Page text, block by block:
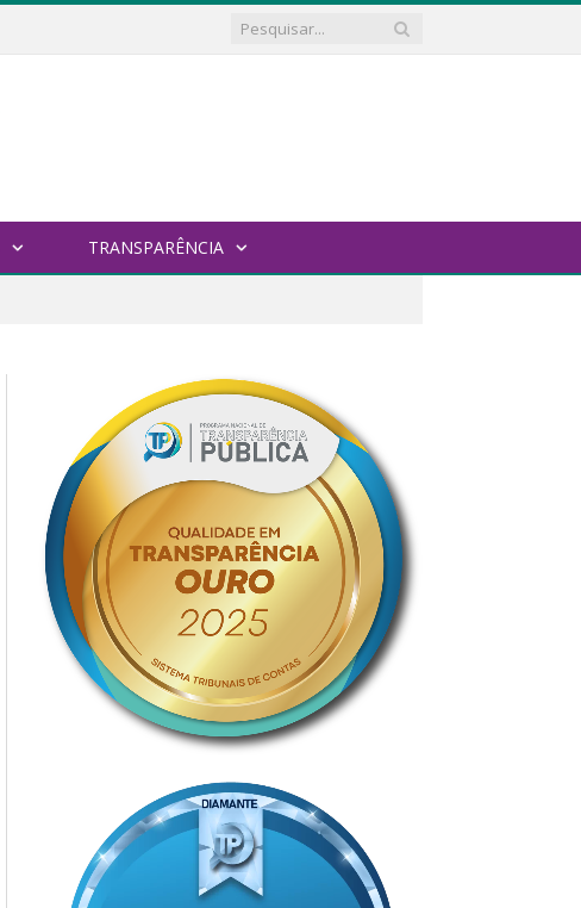
TRANSPARÊNCIA